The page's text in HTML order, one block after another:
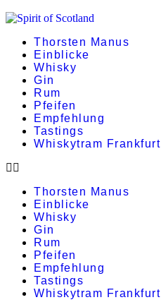
Thorsten Manus
Einblicke
Whisky
Gin
Rum
Pfeifen
Empfehlung
Tastings
Whiskytram Frankfurt
Thorsten Manus
Einblicke
Whisky
Gin
Rum
Pfeifen
Empfehlung
Tastings
Whiskytram Frankfurt